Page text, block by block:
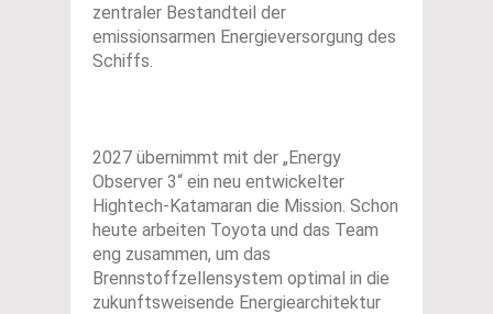
zentraler Bestandteil der
emissionsarmen Energieversorgung des
Schiffs.
2027 übernimmt mit der „Energy
Observer 3“ ein neu entwickelter
Hightech-Katamaran die Mission. Schon
heute arbeiten Toyota und das Team
eng zusammen, um das
Brennstoffzellensystem optimal in die
zukunftsweisende Energiearchitektur